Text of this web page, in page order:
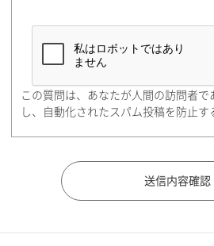
住所検索
都道府県（勤務先）
この質問は、あなたが人間の訪問者で
し、自動化されたスパム投稿を防止す